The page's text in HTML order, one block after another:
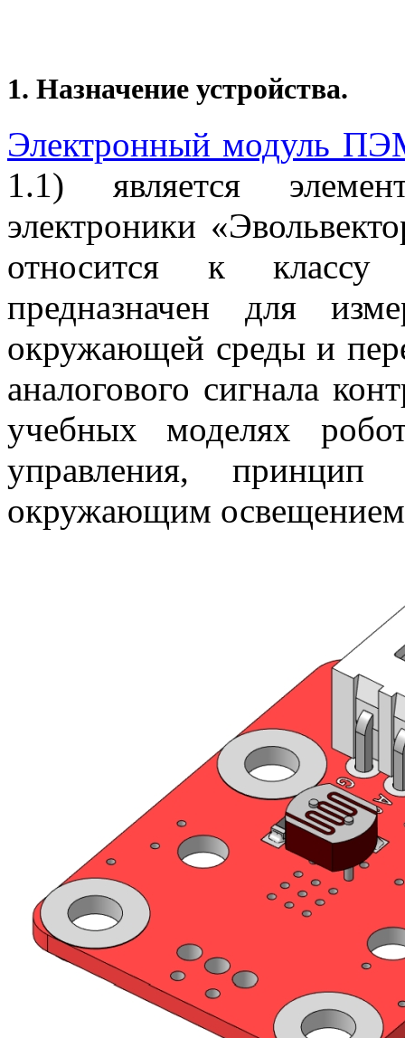
1. Назначение устройства.
Электронный модуль
1.1) является
электроники
относится к классу
предназначен для
окружающей среды и
аналогового сигнала
учебных моделях
управления,
окружающим